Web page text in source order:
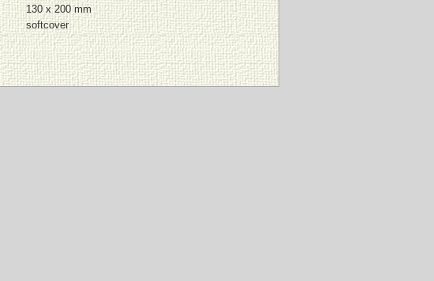
130 x 200 mm
softcover